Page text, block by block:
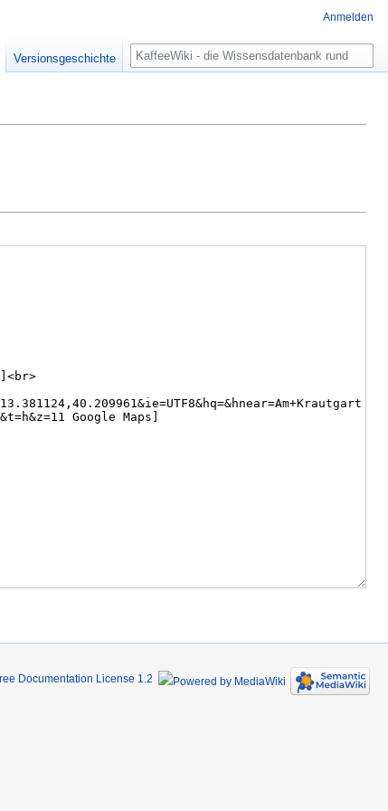
Anmelden
Versionsgeschichte
Suche